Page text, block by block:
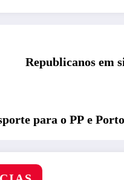
Republicanos em
para o PP e